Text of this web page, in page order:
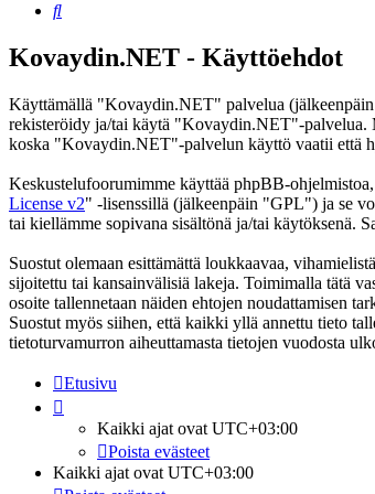
Etsi
Kovaydin.NET - Käyttöehdot
Käyttämällä "Kovaydin.NET" palvelua
rekisteröidy ja/tai käytä "Kovaydin.NET"-palvelua.
koska "Kovaydin.NET"-palvelun käyttö vaatii että
Keskustelufoorumimme käyttää phpBB-
License v2" -lisenssillä (jälkeenpäin "GPL") ja se
tai kiellämme sopivana sisältönä ja/tai käytöksenä.
Suostut olemaan esittämättä loukkaavaa,
sijoitettu tai kansainvälisiä lakeja. Toimimalla tätä
osoite tallennetaan näiden ehtojen noudattamisen
Suostut myös siihen, että kaikki yllä annettu tieto
tietoturvamurron aiheuttamasta tietojen vuodosta
Etusivu
Kaikki ajat ovat UTC+03:00
Poista evästeet
Kaikki ajat ovat UTC+03:00